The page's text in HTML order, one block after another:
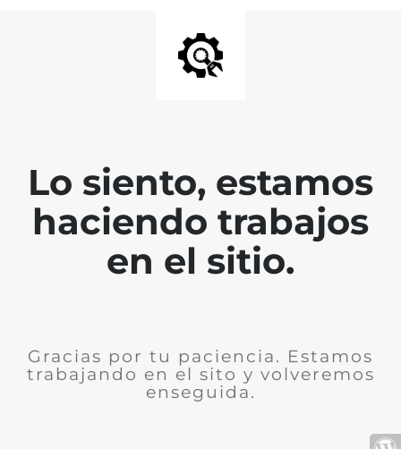
Lo siento, estamos
haciendo trabajos
en el sitio.
Gracias por tu paciencia. Estamos
trabajando en el sito y volveremos
enseguida.